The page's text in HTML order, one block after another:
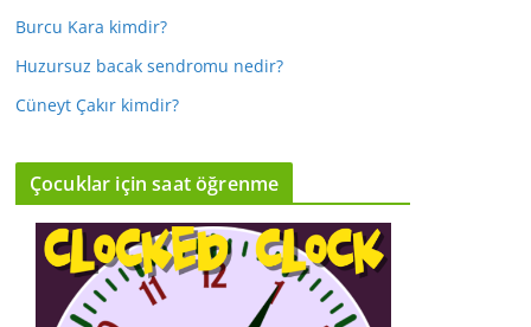
Burcu Kara kimdir?
Huzursuz bacak sendromu nedir?
Cüneyt Çakır kimdir?
Çocuklar için saat öğrenme